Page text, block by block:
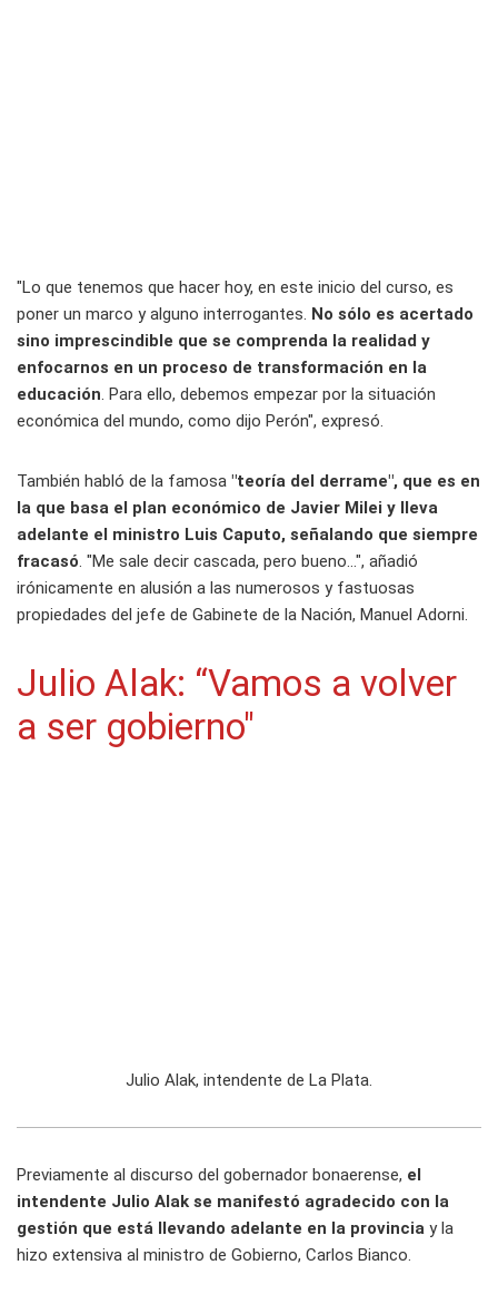
"Lo que tenemos que hacer hoy, en este inicio del curso, es
poner un marco y alguno interrogantes. No sólo es acertado
sino imprescindible que se comprenda la realidad y
enfocarnos en un proceso de transformación en la
educación. Para ello, debemos empezar por la situación
económica del mundo, como dijo Perón", expresó.
También habló de la famosa "teoría del derrame", que es en
la que basa el plan económico de Javier Milei y lleva
adelante el ministro Luis Caputo, señalando que siempre
fracasó. "Me sale decir cascada, pero bueno...", añadió
irónicamente en alusión a las numerosos y fastuosas
propiedades del jefe de Gabinete de la Nación, Manuel Adorni.
Julio Alak: “Vamos a volver
a ser gobierno"
Julio Alak, intendente de La Plata.
Previamente al discurso del gobernador bonaerense, el
intendente Julio Alak se manifestó agradecido con la
gestión que está llevando adelante en la provincia y la
hizo extensiva al ministro de Gobierno, Carlos Bianco.